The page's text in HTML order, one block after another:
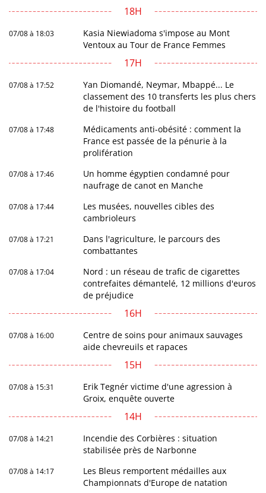
18H
07/08 à 18:03
Kasia Niewiadoma s'impose au Mont
Ventoux au Tour de France Femmes
17H
07/08 à 17:52
Yan Diomandé, Neymar, Mbappé... Le
classement des 10 transferts les plus chers
de l'histoire du football
07/08 à 17:48
Médicaments anti-obésité : comment la
France est passée de la pénurie à la
prolifération
07/08 à 17:46
Un homme égyptien condamné pour
naufrage de canot en Manche
07/08 à 17:44
Les musées, nouvelles cibles des
cambrioleurs
07/08 à 17:21
Dans l'agriculture, le parcours des
combattantes
07/08 à 17:04
Nord : un réseau de trafic de cigarettes
contrefaites démantelé, 12 millions d'euros
de préjudice
16H
07/08 à 16:00
Centre de soins pour animaux sauvages
aide chevreuils et rapaces
15H
07/08 à 15:31
Erik Tegnér victime d'une agression à
Groix, enquête ouverte
14H
07/08 à 14:21
Incendie des Corbières : situation
stabilisée près de Narbonne
07/08 à 14:17
Les Bleus remportent médailles aux
Championnats d'Europe de natation